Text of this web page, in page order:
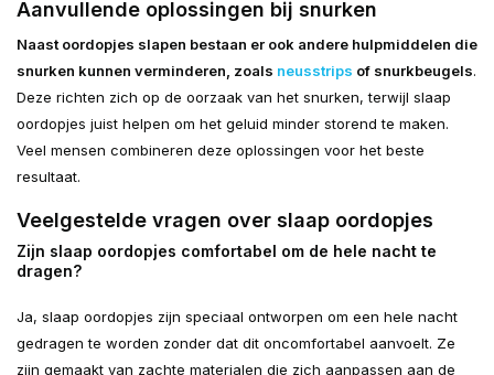
Aanvullende oplossingen bij snurken
Naast oordopjes slapen bestaan er ook andere hulpmiddelen die
snurken kunnen verminderen, zoals neusstrips of snurkbeugels.
Deze richten zich op de oorzaak van het snurken, terwijl slaap
oordopjes juist helpen om het geluid minder storend te maken.
Veel mensen combineren deze oplossingen voor het beste
resultaat.
Veelgestelde vragen over slaap oordopjes
Zijn slaap oordopjes comfortabel om de hele nacht te
dragen?
Ja, slaap oordopjes zijn speciaal ontworpen om een hele nacht
gedragen te worden zonder dat dit oncomfortabel aanvoelt. Ze
zijn gemaakt van zachte materialen die zich aanpassen aan de